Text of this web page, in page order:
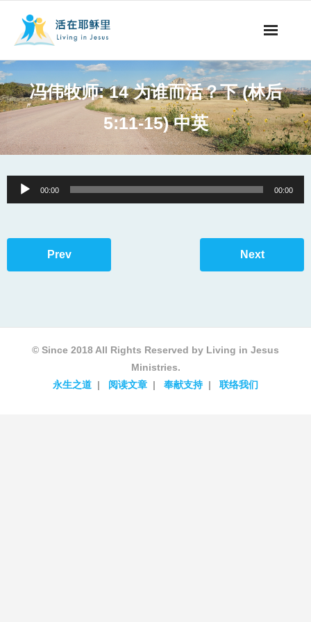
视听节目
阅读文章
永生之道
其他语言
冯伟牧师: 14 为谁而活？下 (林后
5:11-15) 中英
Audio
Player
00:00 00:00
Prev Next
© Since 2018 All Rights Reserved by Living in Jesus
Ministries.
永生之道
阅读文章 奉献支持 联络我们